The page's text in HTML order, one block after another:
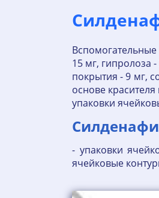
15 мг, гипролоза
покрытия - 9 мг,
основе
упаковки
- упаковки
ячейковые